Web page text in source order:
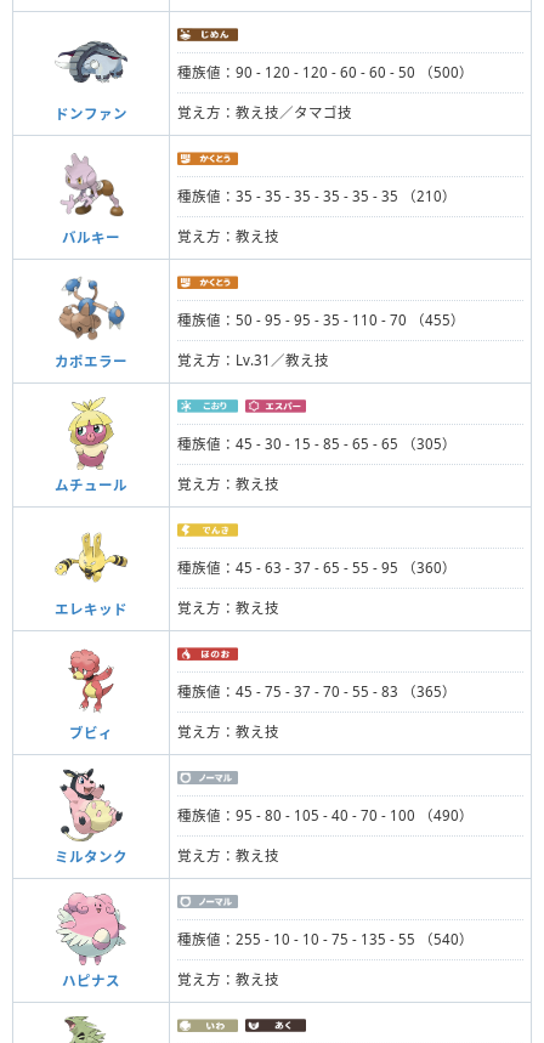
ドンファン
種族値：90 - 120 - 120 - 60 - 60 - 50 （500）
覚え方：教え技／タマゴ技
バルキー
種族値：35 - 35 - 35 - 35 - 35 - 35 （210）
覚え方：教え技
カポエラー
種族値：50 - 95 - 95 - 35 - 110 - 70 （455）
覚え方：Lv.31／教え技
ムチュール
種族値：45 - 30 - 15 - 85 - 65 - 65 （305）
覚え方：教え技
エレキッド
種族値：45 - 63 - 37 - 65 - 55 - 95 （360）
覚え方：教え技
ブビィ
種族値：45 - 75 - 37 - 70 - 55 - 83 （365）
覚え方：教え技
ミルタンク
種族値：95 - 80 - 105 - 40 - 70 - 100 （490）
覚え方：教え技
ハピナス
種族値：255 - 10 - 10 - 75 - 135 - 55 （540）
覚え方：教え技